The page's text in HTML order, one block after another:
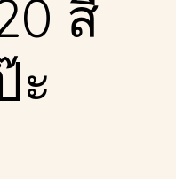
สี
ะ